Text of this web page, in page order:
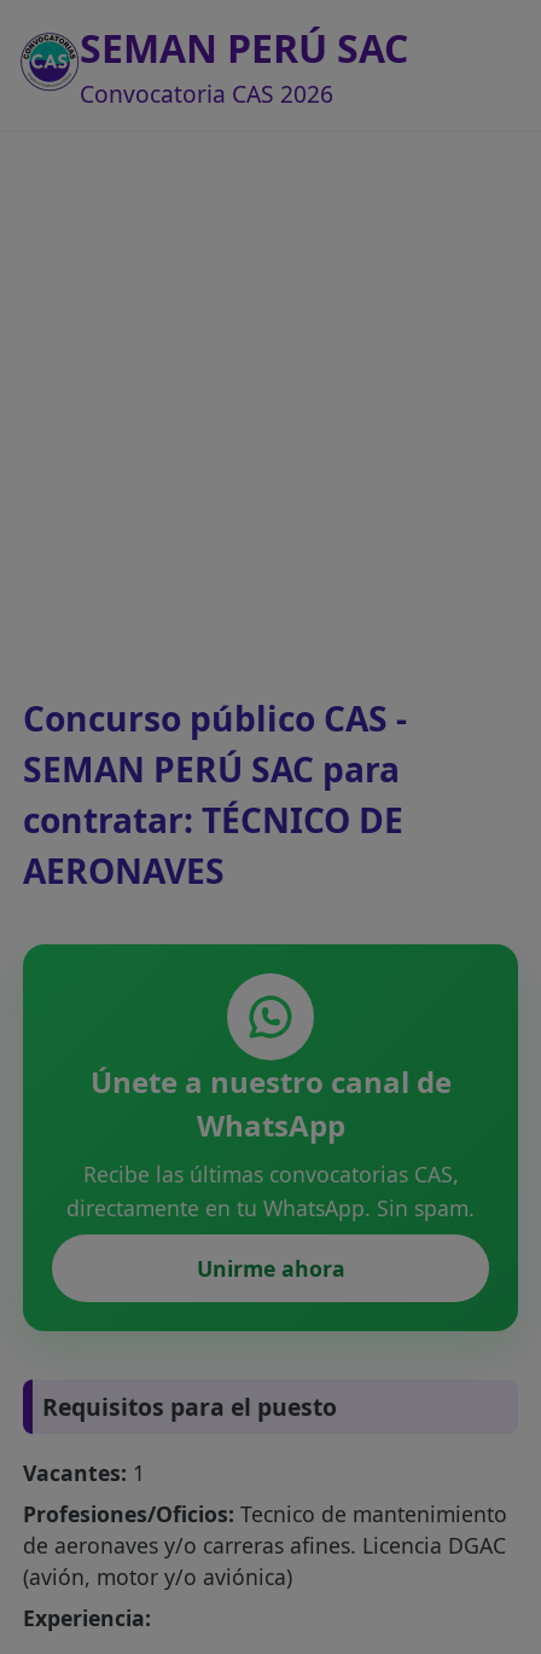
SEMAN PERÚ SAC
Convocatoria CAS 2026
Concurso público CAS -
SEMAN PERÚ SAC para
contratar: TÉCNICO DE
AERONAVES
Únete a nuestro canal de
WhatsApp
Recibe las últimas convocatorias CAS,
directamente en tu WhatsApp. Sin spam.
Unirme ahora
Requisitos para el puesto
Vacantes: 1
Profesiones/Oficios: Tecnico de mantenimiento
de aeronaves y/o carreras afines. Licencia DGAC
(avión, motor y/o aviónica)
Experiencia: